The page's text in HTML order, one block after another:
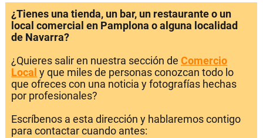
¿Tienes una tienda, un bar, un restaurante o un
local comercial en Pamplona o alguna localidad
de Navarra?
¿Quieres salir en nuestra sección de Comercio
Local y que miles de personas conozcan todo lo
que ofreces con una noticia y fotografías hechas
por profesionales?
Escríbenos a esta dirección y hablaremos contigo
para contactar cuando antes: